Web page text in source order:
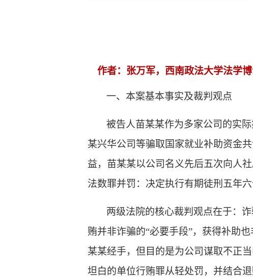
作者：张万军，西南政法大学法学
一、本案基本事实及裁判观点
被告人苗某某作为多家公司的实
某兴华公司等骗取国家就业补助资金
益，苗某某以公司名义先后五次向人
法数罪并罚：决定执行有期徒刑五年
两级法院的核心裁判观点在于：
贿并非诈骗的“必要手段”，获得补助
某某经手，但目的是为公司谋取不正
坦白的单位行贿罪从轻处罚，并结合